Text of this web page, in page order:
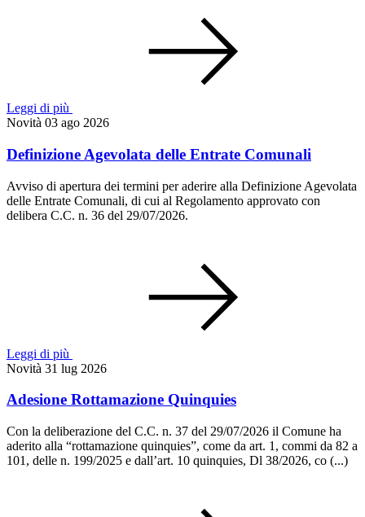
Leggi di più
Novità 03 ago 2026
Definizione Agevolata delle Entrate Comunali
Avviso di apertura dei termini per aderire alla Definizione Agevolata
delle Entrate Comunali, di cui al Regolamento approvato con
delibera C.C. n. 36 del 29/07/2026.
Leggi di più
Novità 31 lug 2026
Adesione Rottamazione Quinquies
Con la deliberazione del C.C. n. 37 del 29/07/2026 il Comune ha
aderito alla “rottamazione quinquies”, come da art. 1, commi da 82 a
101, delle n. 199/2025 e dall’art. 10 quinquies, Dl 38/2026, co (...)